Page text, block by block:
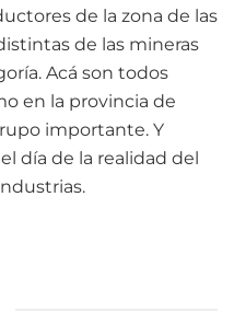
de la zona de las
de las mineras
Acá son todos
en la provincia de
importante. Y
día de la realidad del